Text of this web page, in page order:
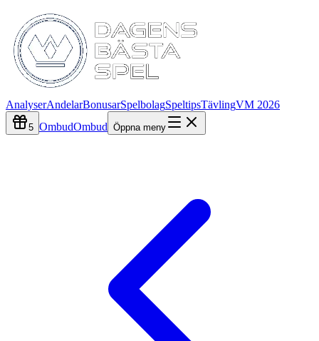
AnalyserAndelarBonusarSpelbolagSpeltipsTävlingVM 2026
5 OmbudOmbud Öppna meny